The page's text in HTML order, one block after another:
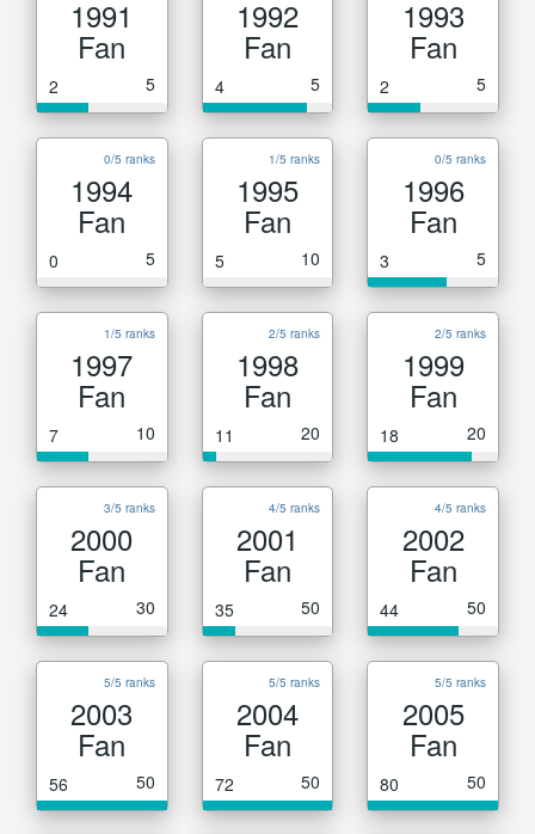
1991
Fan
2 5
1992
Fan
4 5
1993
Fan
2 5
0/5 ranks
1994
Fan
0 5
1/5 ranks
1995
Fan
5 10
0/5 ranks
1996
Fan
3 5
1/5 ranks
1997
Fan
7 10
2/5 ranks
1998
Fan
11 20
2/5 ranks
1999
Fan
18 20
3/5 ranks
2000
Fan
24 30
4/5 ranks
2001
Fan
35 50
4/5 ranks
2002
Fan
44 50
5/5 ranks
2003
Fan
56 50
5/5 ranks
2004
Fan
72 50
5/5 ranks
2005
Fan
80 50